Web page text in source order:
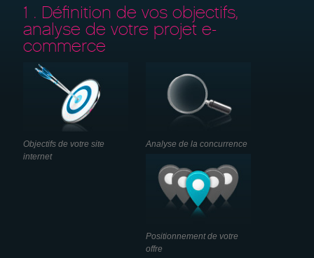
Contact
Devis gratuit
Recrutement
1 . Définition de vos objectifs,
analyse de votre projet e-
commerce
Objectifs de votre site
internet
Analyse de la concurrence
Positionnement de votre
offre